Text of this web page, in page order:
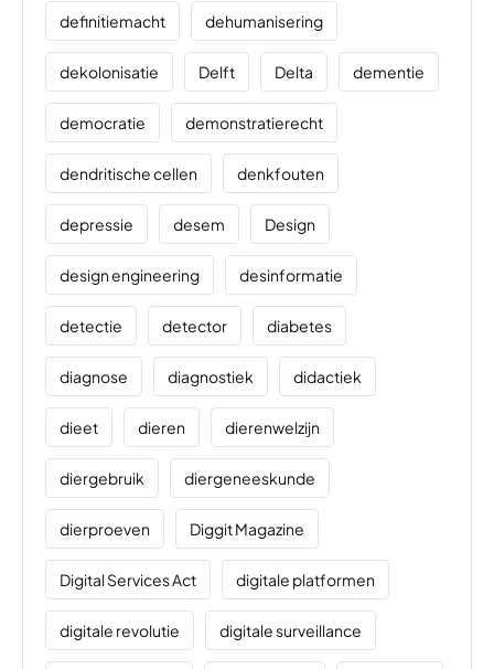
definitiemacht dehumanisering
dekolonisatie Delft Delta dementie
democratie demonstratierecht
dendritische cellen denkfouten
depressie desem Design
design engineering desinformatie
detectie detector diabetes
diagnose diagnostiek didactiek
dieet dieren dierenwelzijn
diergebruik diergeneeskunde
dierproeven Diggit Magazine
Digital Services Act digitale platformen
digitale revolutie digitale surveillance